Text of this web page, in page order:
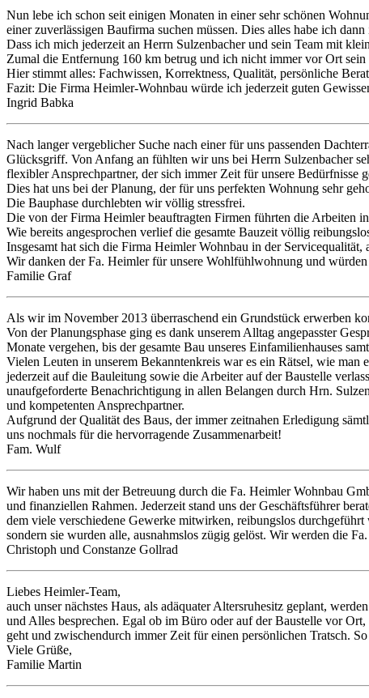
Nun lebe ich schon seit einigen Monaten in einer sehr schönen
einer zuverlässigen Baufirma suchen müssen. Dies alles habe ich
Dass ich mich jederzeit an Herrn Sulzenbacher und sein Team mit
Zumal die Entfernung 160 km betrug und ich nicht immer vor Ort sein
Hier stimmt alles: Fachwissen, Korrektness, Qualität, persönliche
Fazit: Die Firma Heimler-Wohnbau würde ich jederzeit guten
Ingrid Babka
Nach langer vergeblicher Suche nach einer für uns passenden
Glücksgriff. Von Anfang an fühlten wir uns bei Herrn Sulzenbacher
flexibler Ansprechpartner, der sich immer Zeit für unsere Bedürfnisse
Dies hat uns bei der Planung, der für uns perfekten Wohnung sehr
Die Bauphase durchlebten wir völlig stressfrei.
Die von der Firma Heimler beauftragten Firmen führten die Arbeiten
Wie bereits angesprochen verlief die gesamte Bauzeit völlig
Insgesamt hat sich die Firma Heimler Wohnbau in der
Wir danken der Fa. Heimler für unsere Wohlfühlwohnung und
Familie Graf
Als wir im November 2013 überraschend ein Grundstück erwerben
Von der Planungsphase ging es dank unserem Alltag angepasster
Monate vergehen, bis der gesamte Bau unseres Einfamilienhauses
Vielen Leuten in unserem Bekanntenkreis war es ein Rätsel, wie
jederzeit auf die Bauleitung sowie die Arbeiter auf der Baustelle
unaufgeforderte Benachrichtigung in allen Belangen durch Hrn.
und kompetenten Ansprechpartner.
Aufgrund der Qualität des Baus, der immer zeitnahen Erledigung
uns nochmals für die hervorragende Zusammenarbeit!
Fam. Wulf
Wir haben uns mit der Betreuung durch die Fa. Heimler Wohnbau
und finanziellen Rahmen. Jederzeit stand uns der Geschäftsführer
dem viele verschiedene Gewerke mitwirken, reibungslos
sondern sie wurden alle, ausnahmslos zügig gelöst. Wir werden die
Christoph und Constanze Gollrad
Liebes Heimler-Team,
auch unser nächstes Haus, als adäquater Altersruhesitz geplant,
und Alles besprechen. Egal ob im Büro oder auf der Baustelle vor
geht und zwischendurch immer Zeit für einen persönlichen Tratsch.
Viele Grüße,
Familie Martin